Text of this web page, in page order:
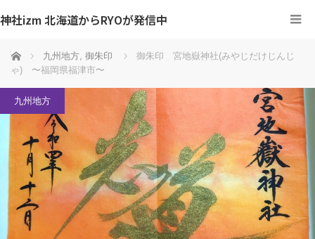
神社izm 北海道からRYOが発信中
ホーム 九州地方, 御朱印
御朱印 宮地嶽神社(みやじだけじんじ
ゃ) 〜福岡県福津市〜
九州地方